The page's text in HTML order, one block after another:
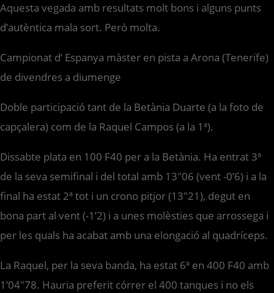
Aquesta vegada amb resultats molt bons i alguns punts
d’autèntica mala sort. Però molta.
Campionat d’ Espanya màster en pista a Arona (Tenerife)
de divendres a diumenge
Doble participació tant de la Betània Duarte (a la foto de
capçalera) com de la Raquel Campos (a la 1ª).
Dissabte plata en 100 F40 per a la Betània. Ha entrat 3ª
de la seva semifinal i del total amb 13″06 (vent -0’6) i a la
final ha estat 2ª tot i un crono pitjor (13″21), degut en
bona part al vent (-1’2) i a unes molèsties que arrossega i
per les quals ha acabat amb una elongació al quadríceps.
La Raquel, per la seva banda, ha estat 6ª en 400 F40 amb
1’04″78. Hauria preferit córrer el 400 tanques i no els